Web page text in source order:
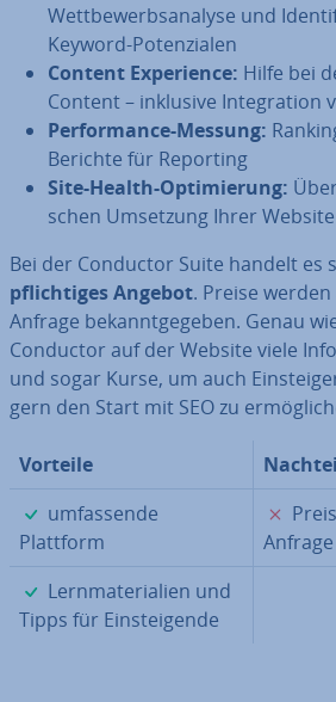
Wett­be­werbs­ana­ly­se und
Keyword-Po­ten­zia­len
Content Ex­pe­ri­ence: Hilfe bei
Content – inklusive In­te­gra­ti­on
Per­for­mance-Messung:
Berichte für Reporting
Site-Health-Op­ti­mie­rung:
schen Umsetzung Ihrer Website
Bei der Conductor Suite handelt es
pflich­ti­ges Angebot. Preise
Anfrage be­kannt­ge­ge­ben. Genau
Conductor auf der Website viele
und sogar Kurse, um auch
gern den Start mit SEO zu
Vorteile
✓
um­fas­sen­de
Plattform
✗
✓Lern­ma­te­ria­li­en und
Tipps für Ein­stei­gen­de